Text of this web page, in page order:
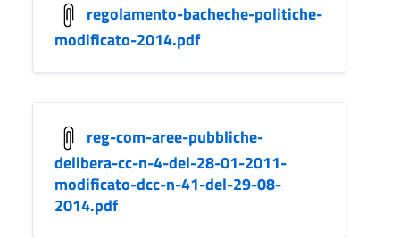
regolamento-bacheche-politiche-
modificato-2014.pdf
reg-com-aree-pubbliche-
delibera-cc-n-4-del-28-01-2011-
modificato-dcc-n-41-del-29-08-
2014.pdf